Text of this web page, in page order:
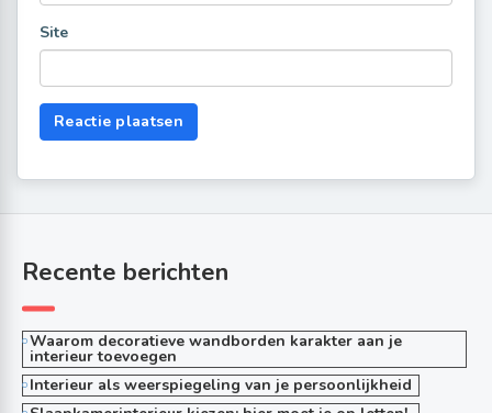
Site
Recente berichten
Waarom decoratieve wandborden karakter aan je
interieur toevoegen
Interieur als weerspiegeling van je persoonlijkheid